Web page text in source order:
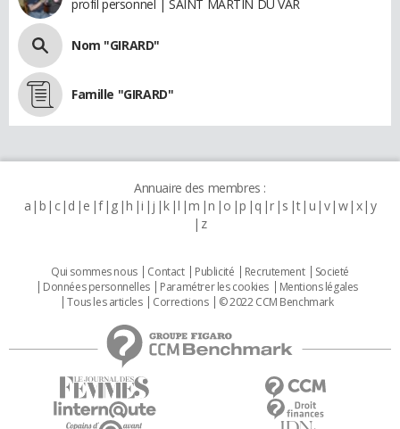
profil personnel | SAINT MARTIN DU VAR
Nom "GIRARD"
Famille "GIRARD"
Annuaire des membres :
a b c d e f g h i j k l m n o p q r s t u v w x y
z
Qui sommes nous Contact Publicité Recrutement
Societé
Données personnelles
Paramétrer les cookies
Mentions légales
Tous les articles
Corrections © 2022 CCM Benchmark